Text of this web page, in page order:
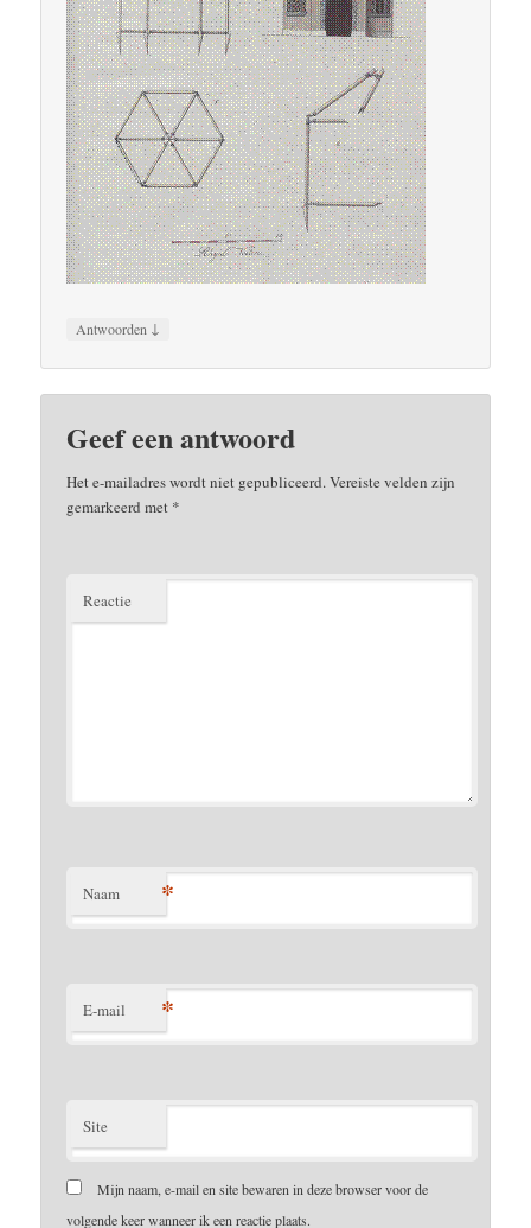
Antwoorden ↓
Geef een antwoord
Het e-mailadres wordt niet gepubliceerd.Vereiste velden zijn
gemarkeerd met *
Reactie
Naam *
E-mail *
Site
Mijn naam, e-mail en site bewaren in deze browser voor de
volgende keer wanneer ik een reactie plaats.